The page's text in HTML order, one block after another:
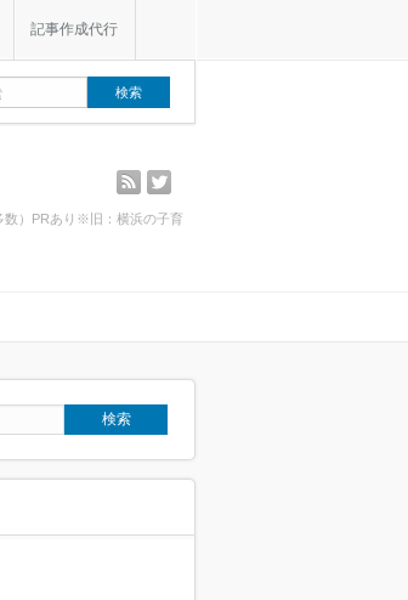
記事作成代行
数）PRあり※旧：横浜の子育
rss